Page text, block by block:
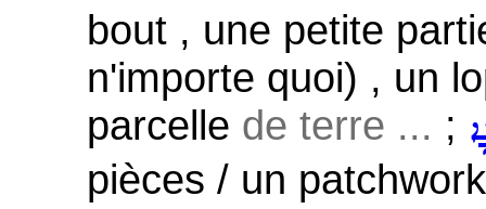
bout , une petite
n'importe quoi) , un
parcelle de terre ... ;
pièces / un